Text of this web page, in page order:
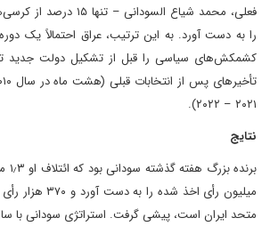
را به دست آورد. به این ترتیب، عراق احتمالاً یک
کشمکش‌های سیاسی را قبل از تشکیل دولت جدید
۲۰۲۱ – ۲۰۲۲).
نتایج
میلیون رأی اخذ شده